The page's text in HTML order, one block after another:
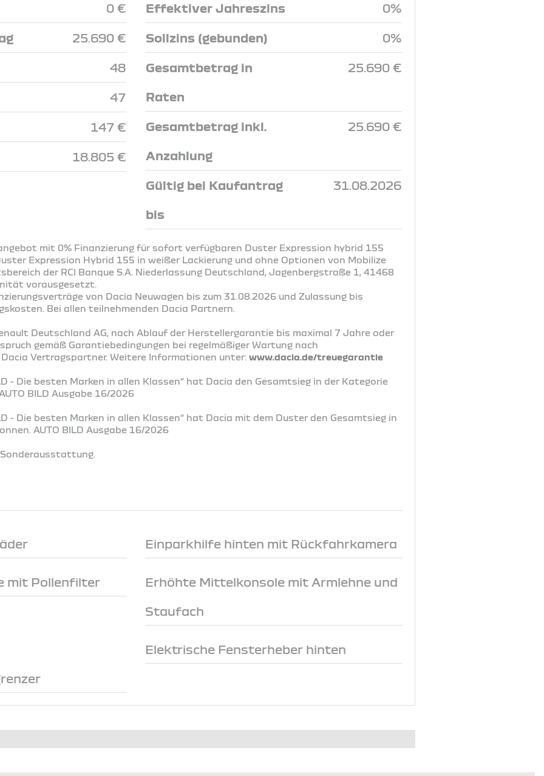
0 €
25.690 €
48
47
147 €
18.805 €
Effektiver Jahreszins 0%
Sollzins (gebunden) 0%
Gesamtbetrag in
Raten
25.690 €
Gesamtbetrag inkl.
Anzahlung
25.690 €
Gültig bei Kaufantrag
bis
31.08.2026
mit 0% Finanzierung für sofort verfügbaren Duster Expression hybrid 155
Expression Hybrid 155 in weißer Lackierung und ohne Optionen von Mobilize
der RCI Banque S.A. Niederlassung Deutschland, Jagenbergstraße 1, 41468
vorausgesetzt.
von Dacia Neuwagen bis zum 31.08.2026 und Zulassung bis
Bei allen teilnehmenden Dacia Partnern.
Deutschland AG, nach Ablauf der Herstellergarantie bis maximal 7 Jahre oder
gemäß Garantiebedingungen bei regelmäßiger Wartung nach
Vertragspartner. Weitere Informationen unter:www.dacia.de/treuegarantie
- Die besten Marken in allen Klassen“ hat Dacia den Gesamtsieg in der Kategorie
BILD Ausgabe 16/2026
- Die besten Marken in allen Klassen“ hat Dacia mit dem Duster den Gesamtsieg in
AUTO BILD Ausgabe 16/2026
Einparkhilfe hinten mit Rückfahrkamera
mit Pollenfilter Erhöhte Mittelkonsole mit Armlehne und
Staufach
Elektrische Fensterheber hinten